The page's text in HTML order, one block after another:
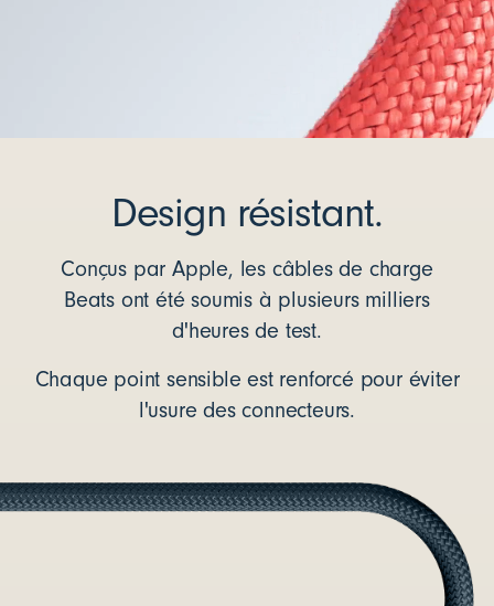
Design résistant.
Conçus par Apple, les câbles de charge
Beats ont été soumis à plusieurs milliers
d'heures de test.
Chaque point sensible est renforcé pour éviter
l'usure des connecteurs.